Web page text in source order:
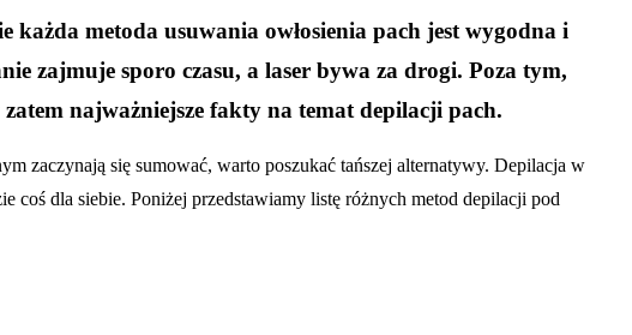
metoda usuwania owłosienia pach jest wygodna i
zajmuje sporo czasu, a laser bywa za drogi. Poza tym,
najważniejsze fakty na temat depilacji pach.
zaczynają się sumować, warto poszukać tańszej alternatywy. Depilacja w
dla siebie. Poniżej przedstawiamy listę różnych metod depilacji pod